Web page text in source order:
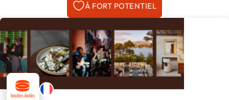
À FORT POTENTIEL